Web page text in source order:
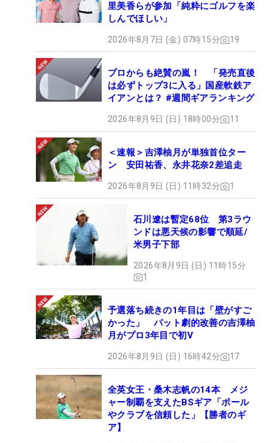
里美香らが参加「純粋にゴルフを楽
しんでほしい」
2026年8月7日 (金) 07時15分 19
プロからも絶賛の嵐！ 「発売直後
は必ずトップ3に入る」国産軟鉄ア
イアンとは？ #週間ギアランキング
2026年8月9日 (日) 18時00分 11
＜速報＞吉澤柚月が単独首位ター
ン 安田祐香、永井花奈2差追走
2026年8月9日 (日) 11時32分 1
石川遼は暫定68位 第3ラウ
ンドは悪天候の影響で順延/
米男子下部
2026年8月9日 (日) 11時15分
1
予選落ち続きの1年目は「壁がすご
かった」 パット劇的改善の吉澤柚
月がプロ3年目で初V
2026年8月9日 (日) 16時42分 17
全英女王・桑木志帆の14本 メジ
ャー制覇を支えたBSギア「ボール
やクラブを信頼した」【勝者のギ
ア】